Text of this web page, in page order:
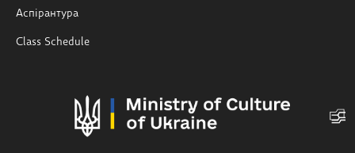
Аспірантура
Class Schedule